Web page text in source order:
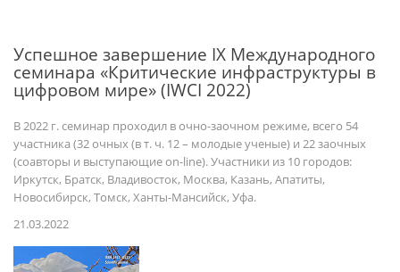
Успешное завершение IX Международного
семинара «Критические инфраструктуры в
цифровом мире» (IWCI 2022)
В 2022 г. семинар проходил в очно-заочном режиме, всего 54
участника (32 очных (в т. ч. 12 – молодые ученые) и 22 заочных
(соавторы и выступающие on-line). Участники из 10 городов:
Иркутск, Братск, Владивосток, Москва, Казань, Апатиты,
Новосибирск, Томск, Ханты-Мансийск, Уфа.
21.03.2022